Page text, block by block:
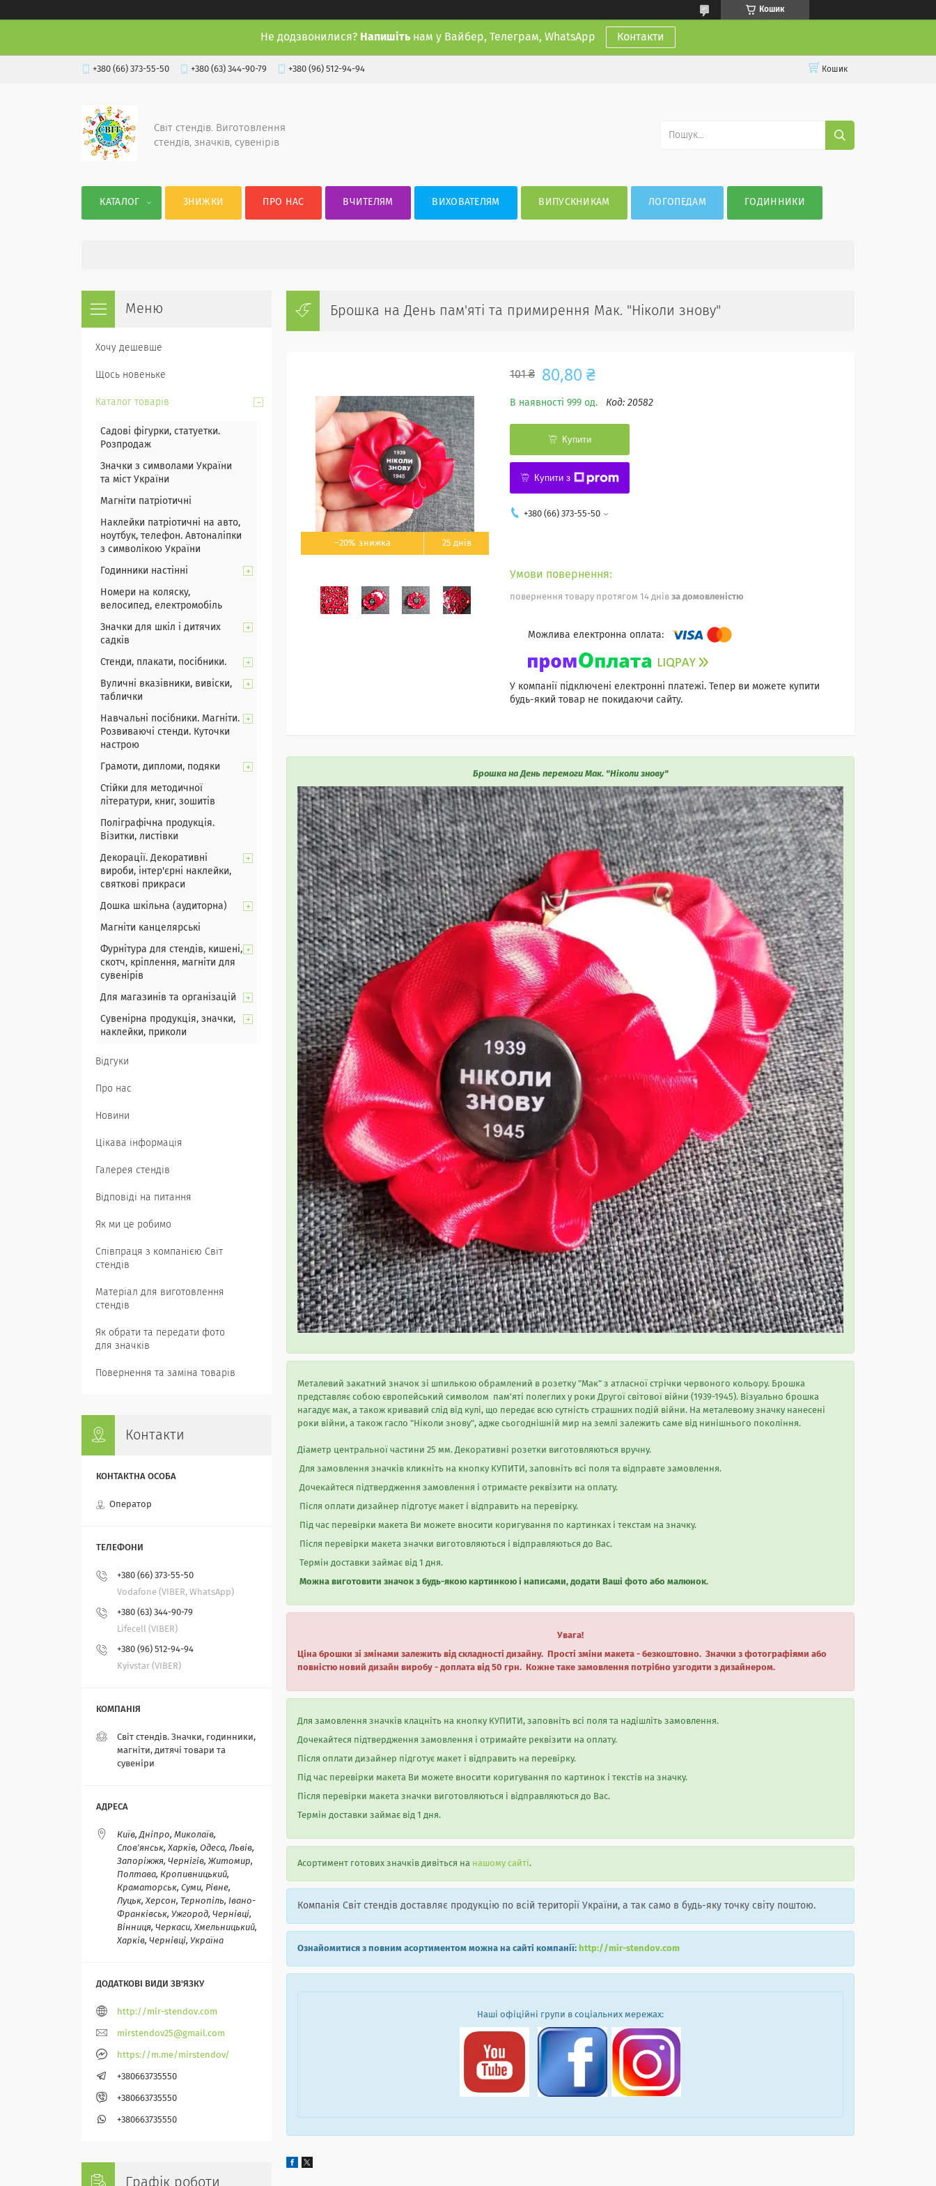
Кошик
Не додзвонилися? Напишіть нам у Вайбер, Телеграм, WhatsApp Контакти
+380 (66) 373-55-50 +380 (63) 344-90-79 +380 (96) 512-94-94 Кошик
Світ стендів. Виготовлення
стендів, значків, сувенірів
КАТАЛОГ ЗНИЖКИ ПРО НАС ВЧИТЕЛЯМ ВИХОВАТЕЛЯМ ВИПУСКНИКАМ ЛОГОПЕДАМ ГОДИННИКИ
Брошка на День пам'яті та примирення Мак. "Ніколи знову"
–20% 25 днів
101 ₴ 80,80 ₴
В наявності 999 од. Код: 20582
Купити
Купити з
+380 (66) 373-55-50
повернення товару протягом 14 днів за домовленістю
У компанії підключені електронні платежі. Тепер ви можете купити
будь-який товар не покидаючи сайту.
Брошка на День перемоги Мак. "Ніколи знову"
Металевий закатний значок зі шпилькою обрамлений в розетку "Мак" з атласної стрічки червоного кольору. Брошка
представляє собою європейський символом пам'яті полеглих у роки Другої світової війни (1939-1945). Візуально брошка
нагадує мак, а також кривавий слід від кулі, що передає всю сутність страшних подій війни. На металевому значку нанесені
роки війни, а також гасло "Ніколи знову", адже сьогоднішній мир на землі залежить саме від нинішнього покоління.
Діаметр центральної частини 25 мм. Декоративні розетки виготовляються вручну.
Для замовлення значків кликніть на кнопку КУПИТИ, заповніть всі поля та відправте замовлення.
Дочекайтеся підтвердження замовлення і отримаєте реквізити на оплату.
Після оплати дизайнер підготує макет і відправить на перевірку.
Під час перевірки макета Ви можете вносити коригування по картинках і текстам на значку.
Після перевірки макета значки виготовляються і відправляються до Вас.
Термін доставки займає від 1 дня.
Можна виготовити значок з будь-якою картинкою і написами, додати Ваші фото або малюнок.
Увага!
Ціна брошки зі змінами залежить від складності дизайну. Прості зміни макета - безкоштовно. Значки з фотографіями або
повністю новий дизайн виробу - доплата від 50 грн. Кожне таке замовлення потрібно узгодити з дизайнером.
Для замовлення значків клацніть на кнопку КУПИТИ, заповніть всі поля та надішліть замовлення.
Дочекайтеся підтвердження замовлення і отримайте реквізити на оплату.
Після оплати дизайнер підготує макет і відправить на перевірку.
Під час перевірки макета Ви можете вносити коригування по картинок і текстів на значку.
Після перевірки макета значки виготовляються і відправляються до Вас.
Термін доставки займає від 1 дня.
Асортимент готових значків дивіться на нашому сайті.
Компанія Світ стендів доставляє продукцію по всій території України, а так само в будь-яку точку світу поштою.
Ознайомитися з повним асортиментом можна на сайті компанії: http://mir-stendov.com
Наші офіційні групи в соціальних мережах:
Хочу дешевше
Щось новеньке
Каталог товарів
Садові фігурки, статуетки.
Розпродаж
Значки з символами України
та міст України
Магніти патріотичні
Наклейки патріотичні на авто,
ноутбук, телефон. Автоналіпки
з символікою України
Годинники настінні
Номери на коляску,
велосипед, електромобіль
Значки для шкіл і дитячих
садків
Стенди, плакати, посібники.
Вуличні вказівники, вивіски,
таблички
Навчальні посібники. Магніти.
Розвиваючі стенди. Куточки
настрою
Грамоти, дипломи, подяки
Стійки для методичної
літератури, книг, зошитів
Поліграфічна продукція.
Візитки, листівки
Декорації. Декоративні
вироби, інтер'єрні наклейки,
святкові прикраси
Дошка шкільна (аудиторна)
Магніти канцелярські
Фурнітура для стендів, кишені,
скотч, кріплення, магніти для
сувенірів
Для магазинів та організацій
Сувенірна продукція, значки,
наклейки, приколи
Відгуки
Про нас
Новини
Цікава інформація
Галерея стендів
Відповіді на питання
Як ми це робимо
Співпраця з компанією Світ
стендів
Матеріал для виготовлення
стендів
Як обрати та передати фото
для значків
Повернення та заміна товарів
Контакти
Оператор
+380 (66) 373-55-50
Vodafone (VIBER, WhatsApp)
+380 (63) 344-90-79
Lifecell (VIBER)
+380 (96) 512-94-94
Kyivstar (VIBER)
Світ стендів. Значки, годинники,
магніти, дитячі товари та
сувеніри
Київ, Дніпро, Миколаїв,
Слов'янськ, Харків, Одеса, Львів,
Запоріжжя, Чернігів, Житомир,
Полтава, Кропивницький,
Краматорськ, Суми, Рівне,
Луцьк, Херсон, Тернопіль, Івано-
Франківськ, Ужгород, Чернівці,
Вінниця, Черкаси, Хмельницький,
Харків, Чернівці, Україна
http://mir-stendov.com
mirstendov25@gmail.com
https://m.me/mirstendov/
+380663735550
+380663735550
+380663735550
Графік роботи